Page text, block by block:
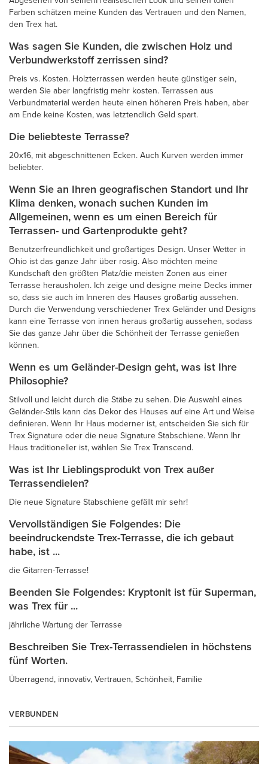
Farben schätzen meine Kunden das Vertrauen und den Namen,
den Trex hat.
Was sagen Sie Kunden, die zwischen Holz und
Verbundwerkstoff zerrissen sind?
Preis vs. Kosten. Holzterrassen werden heute günstiger sein,
werden Sie aber langfristig mehr kosten. Terrassen aus
Verbundmaterial werden heute einen höheren Preis haben, aber
am Ende keine Kosten, was letztendlich Geld spart.
Die beliebteste Terrasse?
20x16, mit abgeschnittenen Ecken. Auch Kurven werden immer
beliebter.
Wenn Sie an Ihren geografischen Standort und Ihr
Klima denken, wonach suchen Kunden im
Allgemeinen, wenn es um einen Bereich für
Terrassen- und Gartenprodukte geht?
Benutzerfreundlichkeit und großartiges Design. Unser Wetter in
Ohio ist das ganze Jahr über rosig. Also möchten meine
Kundschaft den größten Platz/die meisten Zonen aus einer
Terrasse herausholen. Ich zeige und designe meine Decks immer
so, dass sie auch im Inneren des Hauses großartig aussehen.
Durch die Verwendung verschiedener Trex Geländer und Designs
kann eine Terrasse von innen heraus großartig aussehen, sodass
Sie das ganze Jahr über die Schönheit der Terrasse genießen
können.
Wenn es um Geländer-Design geht, was ist Ihre
Philosophie?
Stilvoll und leicht durch die Stäbe zu sehen. Die Auswahl eines
Geländer-Stils kann das Dekor des Hauses auf eine Art und Weise
definieren. Wenn Ihr Haus moderner ist, entscheiden Sie sich für
Trex Signature oder die neue Signature Stabschiene. Wenn Ihr
Haus traditioneller ist, wählen Sie Trex Transcend.
Was ist Ihr Lieblingsprodukt von Trex außer
Terrassendielen?
Die neue Signature Stabschiene gefällt mir sehr!
Vervollständigen Sie Folgendes: Die
beeindruckendste Trex-Terrasse, die ich gebaut
habe, ist ...
die Gitarren-Terrasse!
Beenden Sie Folgendes: Kryptonit ist für Superman,
was Trex für ...
jährliche Wartung der Terrasse
Beschreiben Sie Trex-Terrassendielen in höchstens
fünf Worten.
Überragend, innovativ, Vertrauen, Schönheit, Familie
VERBUNDEN